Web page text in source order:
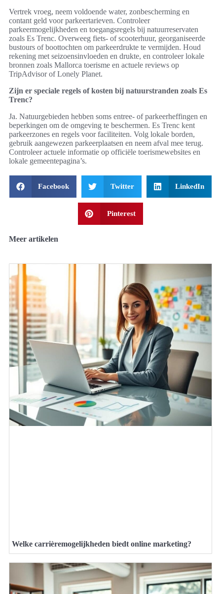
Vertrek vroeg, neem voldoende water, zonbescherming en
contant geld voor parkeertarieven. Controleer
parkeermogelijkheden en toegangsregels bij natuurreservaten
zoals Es Trenc. Overweeg fiets- of scooterhuur, georganiseerde
bustours of boottochten om parkeerdrukte te vermijden. Houd
rekening met seizoensinvloeden en drukte, en controleer lokale
bronnen zoals Mallorca toerisme en actuele reviews op
TripAdvisor of Lonely Planet.
Zijn er speciale regels of kosten bij natuurstranden zoals Es
Trenc?
Ja. Natuurgebieden hebben soms entree- of parkeerheffingen en
beperkingen om de omgeving te beschermen. Es Trenc kent
parkeerzones en regels voor faciliteiten. Volg lokale borden,
gebruik aangewezen parkeerplaatsen en neem afval mee terug.
Controleer actuele informatie op officiële toerismewebsites en
lokale gemeentepagina’s.
Facebook Twitter LinkedIn
Pinterest
Meer artikelen
Welke carrièremogelijkheden biedt online marketing?